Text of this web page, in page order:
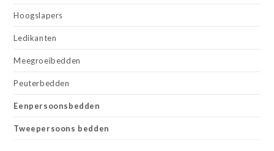
Hoogslapers
Ledikanten
Meegroeibedden
Peuterbedden
Eenpersoonsbedden
Tweepersoons bedden